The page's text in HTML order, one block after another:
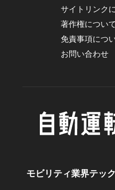
サイトリンク
著作権について
免責事項につ
お問い合わせ
モビリティ業界テッ